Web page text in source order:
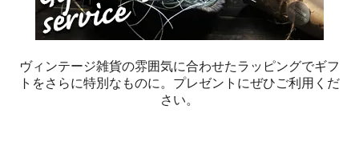
ヴィンテージ雑貨の雰囲気に合わせたラッピングでギフ
トをさらに特別なものに。プレゼントにぜひご利用くだ
さい。